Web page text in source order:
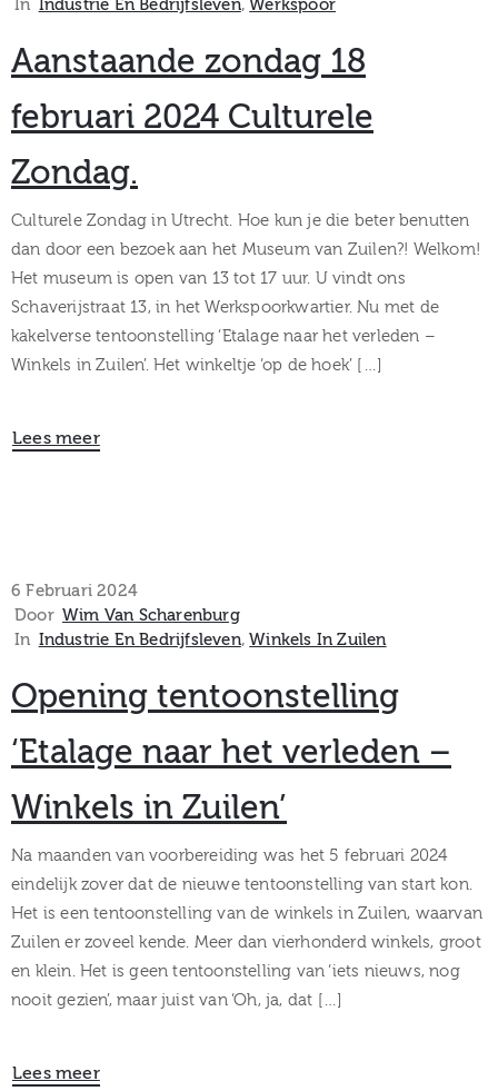
In Industrie En Bedrijfsleven‚Werkspoor
Aanstaande zondag 18
februari 2024 Culturele
Zondag.
Culturele Zondag in Utrecht. Hoe kun je die beter benutten
dan door een bezoek aan het Museum van Zuilen?! Welkom!
Het museum is open van 13 tot 17 uur. U vindt ons
Schaverijstraat 13, in het Werkspoorkwartier. Nu met de
kakelverse tentoonstelling ‘Etalage naar het verleden –
Winkels in Zuilen’. Het winkeltje ‘op de hoek’ […]
Lees meer
6 Februari 2024
Door Wim Van Scharenburg
In Industrie En Bedrijfsleven‚Winkels In Zuilen
Opening tentoonstelling
‘Etalage naar het verleden –
Winkels in Zuilen’
Na maanden van voorbereiding was het 5 februari 2024
eindelijk zover dat de nieuwe tentoonstelling van start kon.
Het is een tentoonstelling van de winkels in Zuilen, waarvan
Zuilen er zoveel kende. Meer dan vierhonderd winkels, groot
en klein. Het is geen tentoonstelling van ‘iets nieuws, nog
nooit gezien’, maar juist van ‘Oh, ja, dat […]
Lees meer